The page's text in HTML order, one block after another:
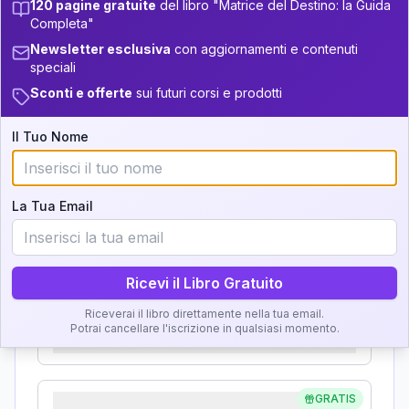
Analisi, Significato e
Interpretazione
Clicca su ogni zona per leggere la definizione e
l'interpretazione!
Importanza:
Karma Genitore-Figlio
Importanza:
GRATIS
120 pagine gratuite del libro "Matrice del Destino: la Guida
Completa"
Newsletter esclusiva con aggiornamenti e contenuti
speciali
Sconti e offerte sui futuri corsi e prodotti
Il Tuo Nome
La Tua Email
Ricevi il Libro Gratuito
Riceverai il libro direttamente nella tua email.
Potrai cancellare l'iscrizione in qualsiasi momento.